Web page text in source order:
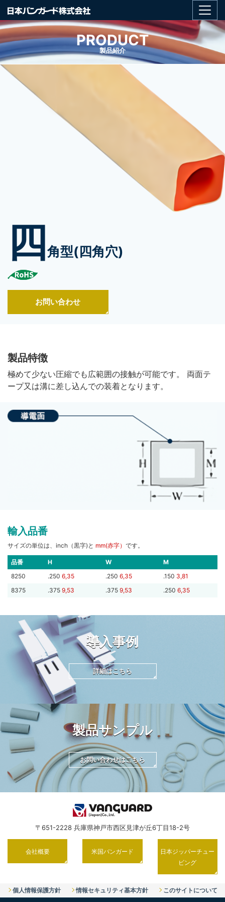
PRODUCT
製品紹介
四角型(四角穴)
お問い合わせ
製品特徴
極めて少ない圧縮でも広範囲の接触が可能です。 両面テ
ープ又は溝に差し込んでの装着となります。
輸入品番
サイズの単位は、inch（黒字)と mm(赤字） です。
品番 H W
M
8250
.250 6,35 .250 6,35 .150 3,81
8375
.375 9,53 .375 9,53 .250 6,35
導入事例
詳細はこちら
製品サンプル
お問い合わせはこちら
〒651-2228 兵庫県神戸市西区見津が丘6丁目18-2号
会社概要 米国バンガード
日本ジッパーチュー
ビング
個人情報保護方針 情報セキュリティ基本方針 このサイトについて